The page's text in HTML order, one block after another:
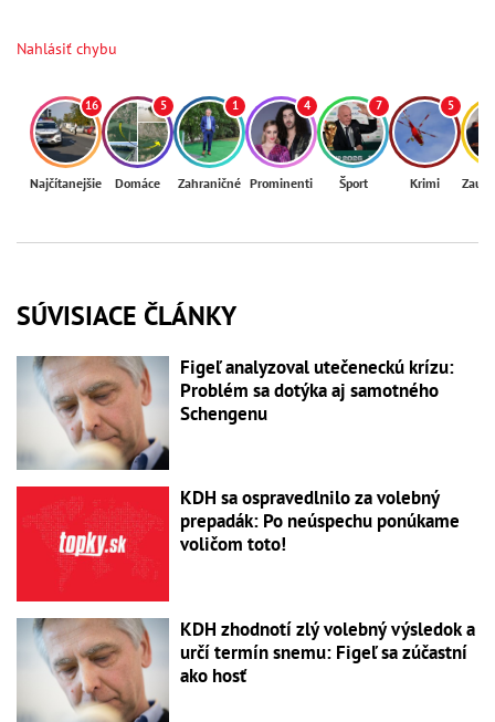
Nahlásiť chybu
16
Najčítanejšie
5
Domáce
1
Zahraničné
4
Prominenti
7
Šport
5
Krimi
SÚVISIACE ČLÁNKY
Figeľ analyzoval utečeneckú krízu:
Problém sa dotýka aj samotného
Schengenu
KDH sa ospravedlnilo za volebný
prepadák: Po neúspechu ponúkame
voličom toto!
KDH zhodnotí zlý volebný výsledok a
určí termín snemu: Figeľ sa zúčastní
ako hosť